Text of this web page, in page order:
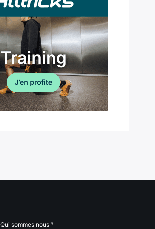
Qui sommes nous ?